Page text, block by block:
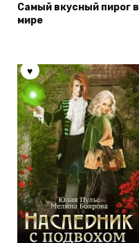
Самый вкусный пирог в
мире